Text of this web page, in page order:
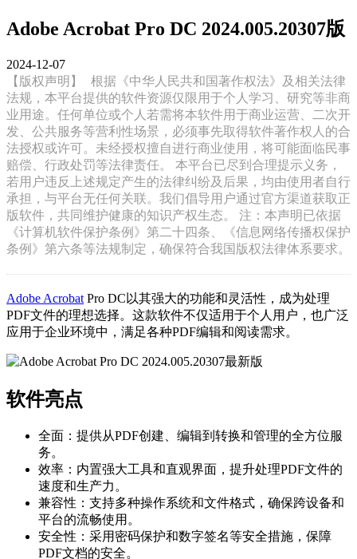
Adobe Acrobat Pro DC 2024.005.20307版
2024-12-07
【版权声明】
根据《中华人民共和国著作权法》及相关法律
法规，本平台提供的软件资源仅限用于个人学习、研究等非商
业用途。任何单位或个人若需将本软件用于商业运营、二次开
发、公共服务等营利性场景，必须事先取得软件著作权人的合
法授权或许可。未经授权擅自进行商业使用，将可能面临民事
赔偿、行政处罚等法律责任。 本平台已尽到合理提示义务，
若用户违反上述规定产生的法律纠纷及后果，均由使用者自行
承担，与平台无任何关联。我们倡导用户通过官方渠道获取正
版软件，共同维护健康的知识产权生态。 注：本声明已依据
《计算机软件保护条例》第二十四条、《信息网络传播权保护
条例》第六条等法规制定，确保符合我国版权法律体系要求。
Adobe Acrobat Pro DC以其强大的功能和灵活性，成为处理
PDF文件的理想选择。这款软件不仅适用于个人用户，也广泛
应用于企业环境中，满足各种PDF编辑和阅读需求。
软件亮点
全面：提供从PDF创建、编辑到转换和管理的全方位服
务。
效率：内置强大工具和直观界面，提升处理PDF文件的
速度和生产力。
兼容性：支持多种操作系统和文件格式，确保跨设备和
平台的流畅使用。
安全性：采用密码保护和数字签名等安全措施，保障
PDF文档的安全。